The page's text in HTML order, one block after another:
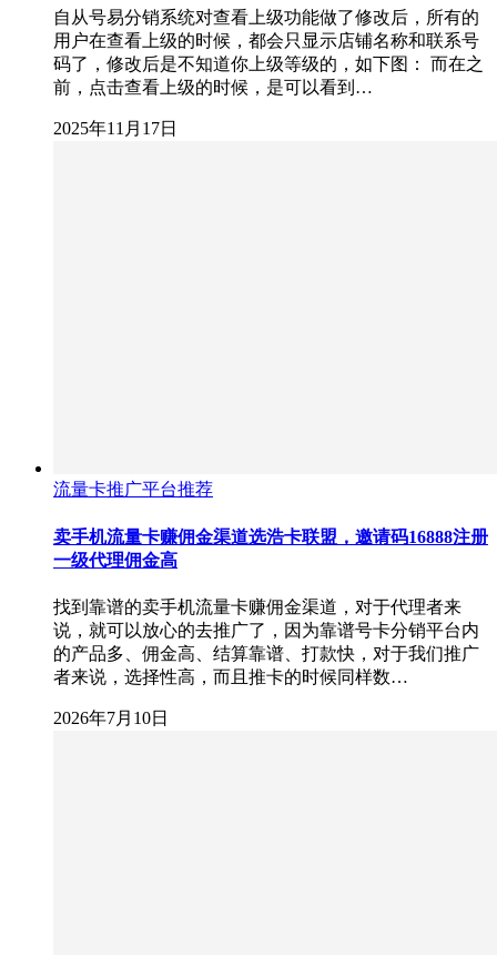
自从号易分销系统对查看上级功能做了修改后，所有的
用户在查看上级的时候，都会只显示店铺名称和联系号
码了，修改后是不知道你上级等级的，如下图： 而在之
前，点击查看上级的时候，是可以看到…
2025年11月17日
流量卡推广平台推荐
卖手机流量卡赚佣金渠道选浩卡联盟，邀请码16888注册
一级代理佣金高
找到靠谱的卖手机流量卡赚佣金渠道，对于代理者来
说，就可以放心的去推广了，因为靠谱号卡分销平台内
的产品多、佣金高、结算靠谱、打款快，对于我们推广
者来说，选择性高，而且推卡的时候同样数…
2026年7月10日